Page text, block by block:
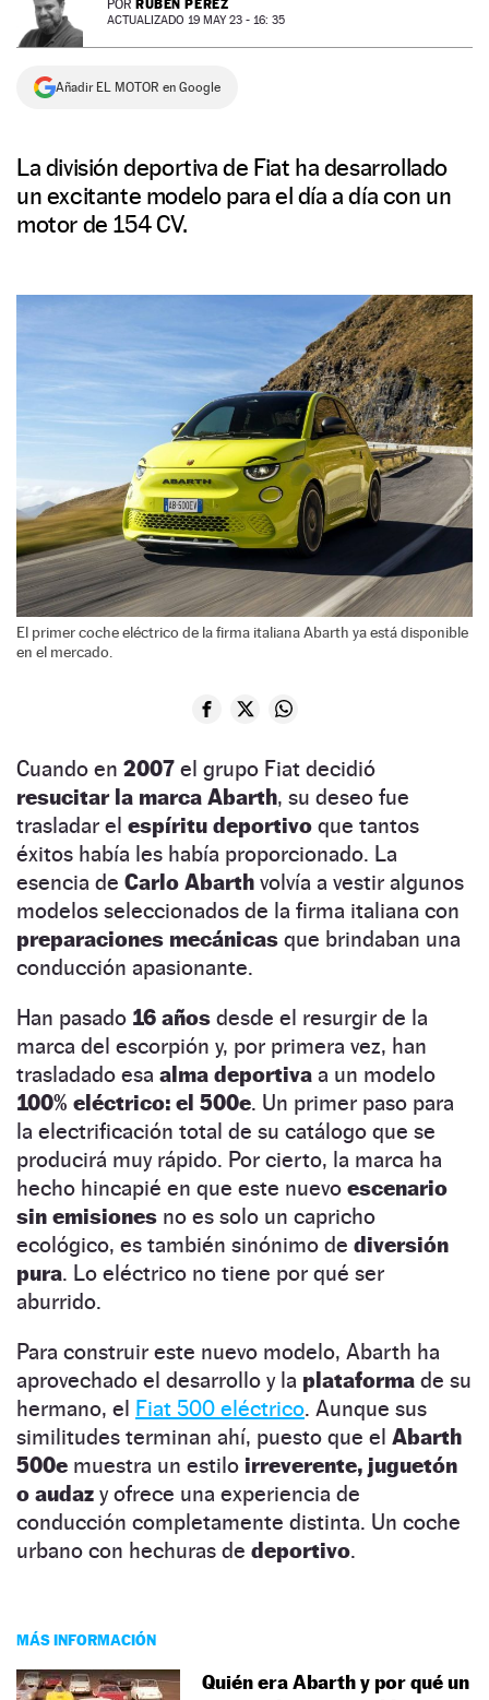
NEWSLETTER
SÍGUENOS
POR RUBÉN PÉREZ
ACTUALIZADO 19 MAY 23 - 16: 35
Añadir EL MOTOR en Google
La división deportiva de Fiat ha desarrollado
un excitante modelo para el día a día con un
motor de 154 CV.
El primer coche eléctrico de la firma italiana Abarth ya está disponible
en el mercado.
Cuando en 2007 el grupo Fiat decidió
resucitar la marca Abarth, su deseo fue
trasladar el espíritu deportivo que tantos
éxitos había les había proporcionado. La
esencia de Carlo Abarth volvía a vestir algunos
modelos seleccionados de la firma italiana con
preparaciones mecánicas que brindaban una
conducción apasionante.
Han pasado 16 años desde el resurgir de la
marca del escorpión y, por primera vez, han
trasladado esa alma deportiva a un modelo
100% eléctrico: el 500e. Un primer paso para
la electrificación total de su catálogo que se
producirá muy rápido. Por cierto, la marca ha
hecho hincapié en que este nuevo escenario
sin emisiones no es solo un capricho
ecológico, es también sinónimo de diversión
pura. Lo eléctrico no tiene por qué ser
aburrido.
Para construir este nuevo modelo, Abarth ha
aprovechado el desarrollo y la plataforma de su
hermano, el Fiat 500 eléctrico. Aunque sus
similitudes terminan ahí, puesto que el Abarth
500e muestra un estilo irreverente, juguetón
o audaz y ofrece una experiencia de
conducción completamente distinta. Un coche
urbano con hechuras de deportivo.
MÁS INFORMACIÓN
Quién era Abarth y por qué un